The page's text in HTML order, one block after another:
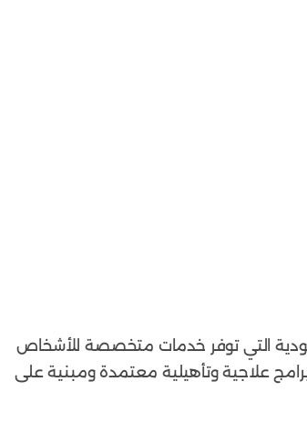
التي توفر خدمات متخصصة للأشخاص
علاجية وتأهيلية معتمدة ومبنية على